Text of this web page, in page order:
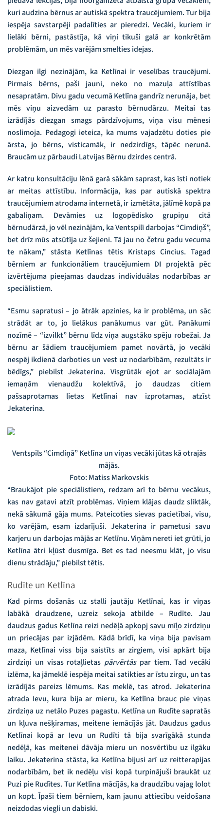
kuri audzina bērnus ar autiskā spektra traucējumiem. Tur bija
iespēja savstarpēji padalīties ar pieredzi. Vecāki, kuriem ir
lielāki bērni, pastāstīja, kā viņi tikuši galā ar konkrētām
problēmām, un mēs varējām smelties idejas.
Diezgan ilgi nezinājām, ka Ketlīnai ir veselības traucējumi.
Pirmais bērns, paši jauni, neko no mazuļa attīstības
nesapratām. Divu gadu vecumā Ketlīna gandrīz nerunāja, bet
mēs viņu aizvedām uz parasto bērnudārzu. Meitai tas
izrādījās diezgan smags pārdzīvojums, viņa visu mēnesi
noslimoja. Pedagogi ieteica, ka mums vajadzētu doties pie
ārsta, jo bērns, visticamāk, ir nedzirdīgs, tāpēc nerunā.
Braucām uz pārbaudi Latvijas Bērnu dzirdes centrā.
Ar katru konsultāciju lēnā garā sākām saprast, kas īsti notiek
ar meitas attīstību. Informācija, kas par autiskā spektra
traucējumiem atrodama internetā, ir izmētāta, jālīmē kopā pa
gabaliņam. Devāmies uz logopēdisko grupiņu citā
bērnudārzā, jo vēl nezinājām, ka Ventspilī darbojas “Cimdiņš”,
bet drīz mūs atsūtīja uz šejieni. Tā jau no četru gadu vecuma
te nākam,” stāsta Ketlīnas tētis Kristaps Cincius. Tagad
bērniem ar funkcionāliem traucējumiem DI projektā pēc
izvērtējuma pieejamas daudzas individuālas nodarbības ar
speciālistiem.
“Esmu sapratusi – jo ātrāk apzinies, ka ir problēma, un sāc
strādāt ar to, jo lielākus panākumus var gūt. Panākumi
nozīmē – “izvilkt” bērnu līdz viņa augstāko spēju robežai. Ja
bērnu ar šādiem traucējumiem pamet novārtā, jo vecāki
nespēj ikdienā darboties un vest uz nodarbībām, rezultāts ir
bēdīgs,” piebilst Jekaterina. Visgrūtāk ejot ar sociālajām
iemaņām vienaudžu kolektīvā, jo daudzas citiem
pašsaprotamas lietas Ketlīnai nav izprotamas, atzīst
Jekaterina.
Ventspils “Cimdiņā” Ketlīna un viņas vecāki jūtas kā otrajās
mājās.
Foto: Matiss Markovskis
“Braukājot pie speciālistiem, redzam arī to bērnu vecākus,
kas nav gatavi atzīt problēmas. Viņiem klājas daudz sliktāk,
nekā sākumā gāja mums. Pateicoties sievas pacietībai, visu,
ko varējām, esam izdarījuši. Jekaterina ir pametusi savu
karjeru un darbojas mājās ar Ketlīnu. Viņām nereti iet grūti, jo
Ketlīna ātri kļūst dusmīga. Bet es tad neesmu klāt, jo visu
dienu strādāju,” piebilst tētis.
Rudīte un Ketlīna
Kad pirms došanās uz stalli jautāju Ketlīnai, kas ir viņas
labākā draudzene, uzreiz sekoja atbilde – Rudīte. Jau
daudzus gadus Ketlīna reizi nedēļā apkopj savu mīļo zirdziņu
un priecājas par izjādēm. Kādā brīdī, ka viņa bija pavisam
maza, Ketlīnai viss bija saistīts ar zirgiem, visi apkārt bija
zirdziņi un visas rotaļlietas pārvērtāspar tiem. Tad vecāki
izlēma, ka jāmeklē iespēja meitai satikties ar īstu zirgu, un tas
izrādījās pareizs lēmums. Kas meklē, tas atrod. Jekaterina
atrada Ievu, kura bija ar mieru, ka Ketlīna brauc pie viņas
zirdziņa uz netālo Puzes pagastu. Ketlīna un Rudīte sapratās
un kļuva nešķiramas, meitene iemācījās jāt. Daudzus gadus
Ketlīnai kopā ar Ievu un Rudīti tā bija svarīgākā stunda
nedēļā, kas meitenei dāvāja mieru un nosvērtību uz ilgāku
laiku. Jekaterina stāsta, ka Ketlīna bijusi arī uz reitterapijas
nodarbībām, bet ik nedēļu visi kopā turpinājuši braukāt uz
Puzi pie Rudītes. Tur Ketlīna mācījās, ka draudzību vajag lolot
un kopt. Īpaši tiem bērniem, kam jaunu attiecību veidošana
neizdodas viegli un dabiski.